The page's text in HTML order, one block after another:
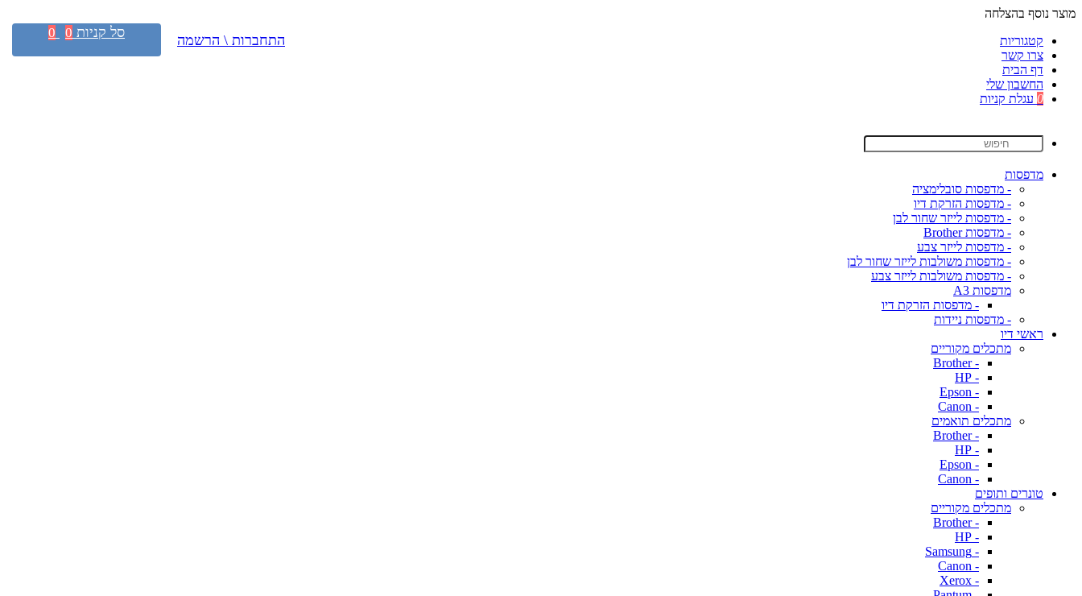
מוצר נוסף בהצלחה
קטגוריות
צרו קשר
דף הבית
החשבון שלי
0 עגלת קניות
מדפסות
- מדפסות סובלימציה
- מדפסות הזרקת דיו
- מדפסות לייזר שחור לבן
- מדפסות Brother
- מדפסות לייזר צבע
- מדפסות משולבות לייזר שחור לבן
- מדפסות משולבות לייזר צבע
מדפסות A3
- מדפסות הזרקת דיו
- מדפסות ניידות
ראשי דיו
מתכלים מקוריים
- Brother
- HP
- Epson
- Canon
מתכלים תואמים
- Brother
- HP
- Epson
- Canon
טונרים ותופים
מתכלים מקוריים
- Brother
- HP
- Samsung
- Canon
- Xerox
התחברות \ הרשמה סל קניות 0
0